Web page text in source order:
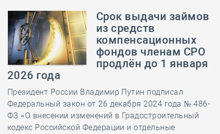
Срок выдачи займов
из средств
компенсационных
фондов членам СРО
продлён до 1 января
2026 года
Президент России Владимир Путин подписал
Федеральный закон от 26 декабря 2024 года № 486-
ФЗ «О внесении изменений в Градостроительный
кодекс Российской Федерации и отдельные